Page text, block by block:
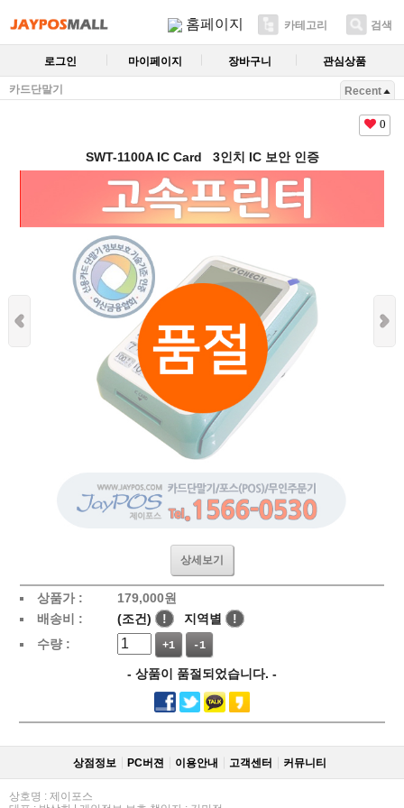
홈페이지 카테고리 검색
로그인 마이페이지 장바구니 관심상품
카드단말기 Recent
0
SWT-1100A IC Card 3인치 IC 보안 인증
상세보기
상품가 : 179,000원
배송비 :
(조건) ! 지역별
!
수량 :
+1 -1
- 상품이 품절되었습니다. -
상점정보 PC버젼 이용안내 고객센터 커뮤니티
상호명 : 제이포스